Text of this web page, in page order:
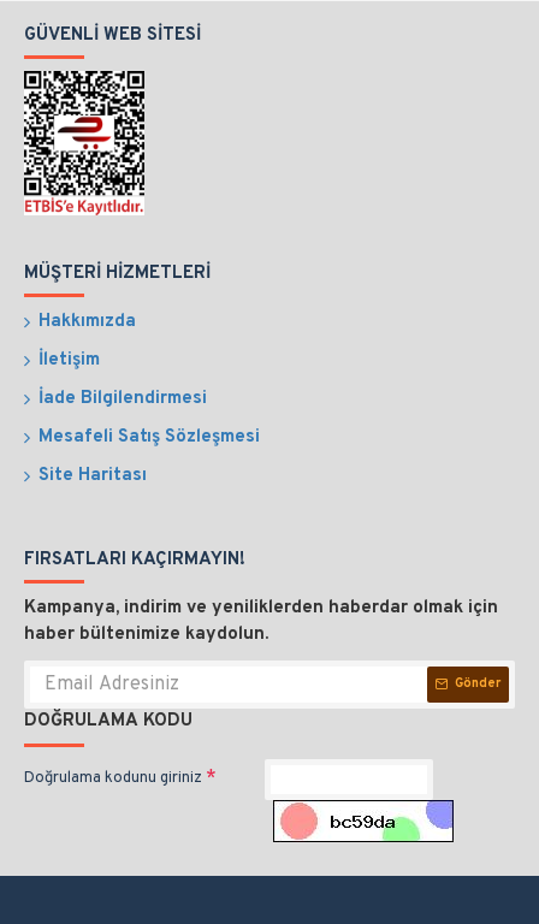
GÜVENLI WEB SITESI
MÜŞTERI HIZMETLERI
Hakkımızda
İletişim
İade Bilgilendirmesi
Mesafeli Satış Sözleşmesi
Site Haritası
FIRSATLARI KAÇIRMAYIN!
Kampanya, indirim ve yeniliklerden haberdar olmak için
haber bültenimize kaydolun.
Gönder
DOĞRULAMA KODU
Doğrulama kodunu giriniz